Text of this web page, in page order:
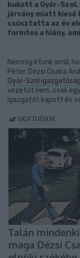
bukott a Győr-
járvány miatt kieső
csúsztatta az év
forintos a hiány,
Nemrég írtunk arról,
Péter, Dézsi Csaba
Győr-Szol
vezetőt nem, csak
igazgatót kapott év